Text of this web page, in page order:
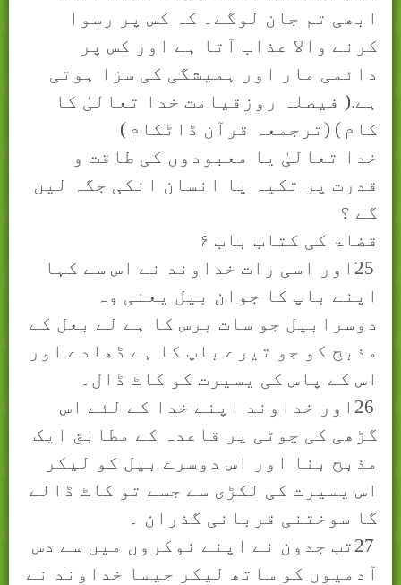
ابھی تم جان لوگے۔ کہ کس پر رسوا
کرنے وا ﻻ عذاب آتا ہے اور کس پر
دائمی مار اور ہمیشگی کی سزا ہوتی
ہے.( فيصلہ روزقيامت خدا تعالیٰ کا
کام ) (ترجمعہ قرآن ڈاٹکام )
خدا تعالیٰ يا معبودوں کی طاقت و
قدرت پر تکيہ يا انسان انکی جگہ ليں
گے ؟
قضاۃ کی کتاب باب ۶
25 اور اسی رات خداوند نے اس سے کہا
اپنے باپ کا جوان بیل یعنی وہ
دوسرابیل جو سات برس کا ہے لے بعل کے
مذبح کو جو تیرے باپ کا ہے ڈھادے اور
اس کے پاس کی یسیرت کو کاٹ ڈال۔
26 اور خداوند اپنے خدا کے لئے اس
گڑھی کی چوٹی پر قاعدہ کے مطابق ایک
مذبح بنا اور اس دوسرے بیل کو لیکر
اس یسیرت کی لکڑی سے جسے تو کاٹ ڈالے
گا سوختنی قربانی گذران ۔
27 تب جدون نے اپنے نوکروں میں سے دس
آدمیوں کو ساتھ لیکر جیسا خداوند نے